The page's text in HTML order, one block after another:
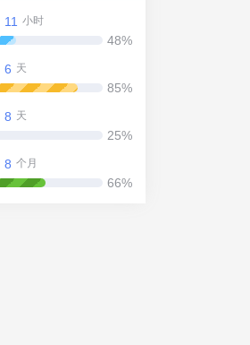
11 小时
48%
6 天
85%
8 天
25%
8 个月
66%